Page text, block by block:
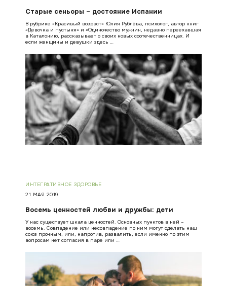
Старые сеньоры – достояние Испании
В рубрике «Красивый возраст» Юлия Рублёва, психолог, автор книг
«Девочка и пустыня» и «Одиночество мужчин, недавно переехавшая
в Каталонию, рассказывает о своих новых соотечественницах. И
если женщины и девушки здесь …
ИНТЕГРАТИВНОЕ ЗДОРОВЬЕ
21 МАЯ 2019
Восемь ценностей любви и дружбы: дети
У нас существует шкала ценностей. Основных пунктов в ней –
восемь. Совпадение или несовпадение по ним могут сделать наш
союз прочным, или, напротив, развалить, если именно по этим
вопросам нет согласия в паре или …